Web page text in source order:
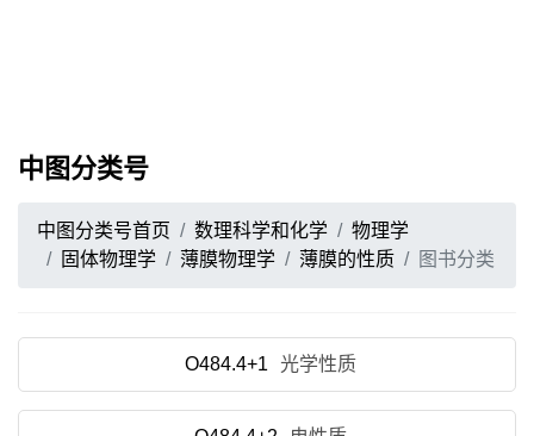
中图分类号
中图分类号首页 数理科学和化学
物理学
固体物理学
薄膜物理学 薄膜的性质 图书分类
O484.4+1 光学性质